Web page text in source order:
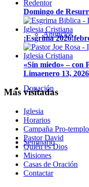
Anuncios
Donación
Seminario
Domingo de
¡Esgrima 2026!
«Sin miedo» – con
Limaenero 13,
Más visitadas
Iglesia
Horarios
Campaña Pro-templo
Pastor David
Quién es Dios
Misiones
Casas de Oración
Contactar